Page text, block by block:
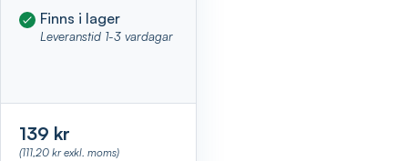
Finns i lager
Leveranstid 1-3 vardagar
139 kr
(111,20 kr exkl. moms)